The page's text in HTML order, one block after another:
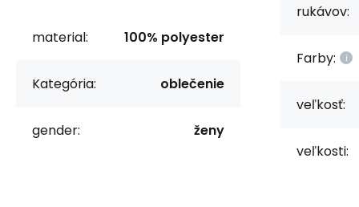
material: 100% polyester
Kategória: oblečenie
gender: ženy
rukávov:
Farby:
veľkosť:
veľkosti: